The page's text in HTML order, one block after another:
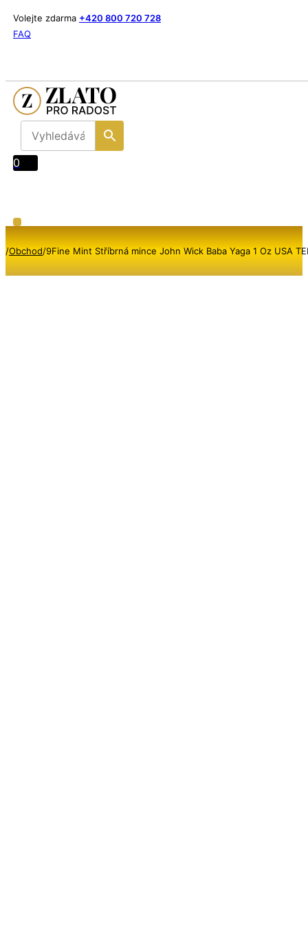
Volejte zdarma +420 800 720 728
FAQ
0
/Obchod/9Fine Mint Stříbrná mince John Wick Baba Yaga 1 Oz USA